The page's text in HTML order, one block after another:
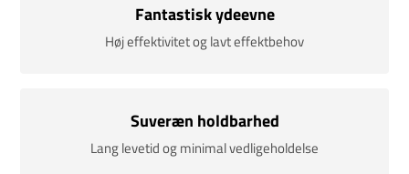
Fantastisk ydeevne
Høj effektivitet og lavt effektbehov
Suveræn holdbarhed
Lang levetid og minimal vedligeholdelse